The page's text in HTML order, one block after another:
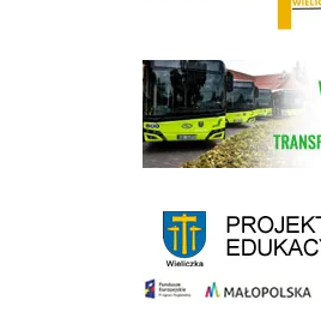
link do strony Wielickiej Spółki